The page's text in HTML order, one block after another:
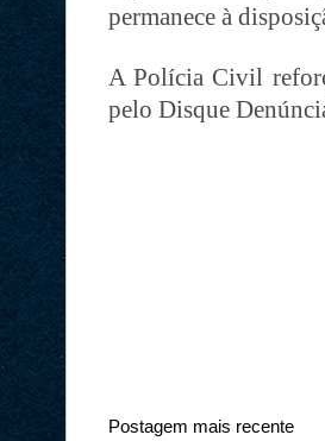
permanece à
A Polícia Civil
pelo Disque
Postagem mais recente